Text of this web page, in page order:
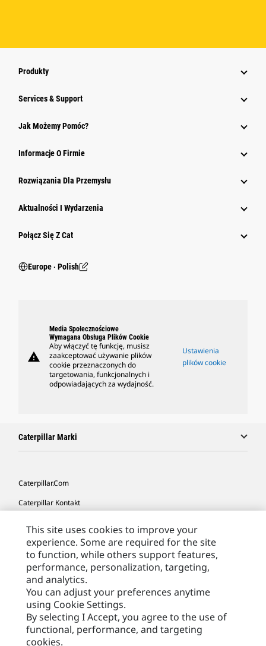
Produkty
Services & Support
Jak Możemy Pomóc?
Informacje O Firmie
Rozwiązania Dla Przemysłu
Aktualności I Wydarzenia
Połącz Się Z Cat
Europe ‧ Polish
warning
Media Społecznościowe
Wymagana Obsługa Plików Cookie
Aby włączyć tę funkcję, musisz
zaakceptować używanie plików
cookie przeznaczonych do
targetowania, funkcjonalnych i
odpowiadających za wydajność.
Ustawienia
plików cookie
Caterpillar Marki
Caterpillar.com
Caterpillar Kontakt
Moje Preferencje Marketingowe
Site Map
Cookie Settings
Legal
Privacy
This site uses cookies to improve your
experience. Some are required for the site
to function, while others support features,
performance, personalization, targeting,
and analytics.
You can adjust your preferences anytime
using Cookie Settings.
By selecting I Accept, you agree to the use of
functional, performance, and targeting
cookies.